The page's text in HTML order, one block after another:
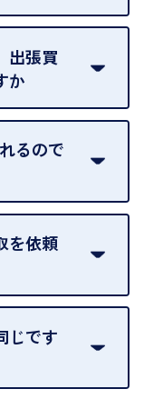
きません。ご指
となることが考
出張買
か
す。
は対応させてい
るので
を依頼
ご利用くださ
じです